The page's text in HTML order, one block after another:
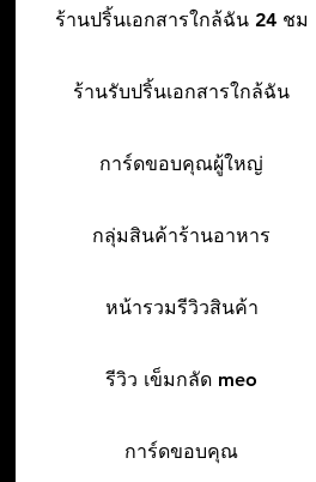
ร้านปริ้นเอกสารใกล้ฉัน 24 ชม
ร้านรับปริ้นเอกสารใกล้ฉัน
การ์ดขอบคุณผู้ใหญ่
กลุ่มสินค้าร้านอาหาร
หน้ารวมรีวิวสินค้า
รีวิว เข็มกลัด meo
การ์ดขอบคุณ